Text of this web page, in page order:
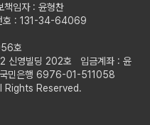
임자 : 윤형찬
호 : 131-34-64069
호
신영빌딩 202호 입금계좌 : 윤
민은행 6976-01-511058
Rights Reserved.